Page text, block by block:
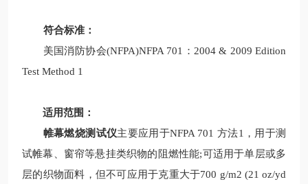
符合标准：
美国消防协会(NFPA)NFPA 701：2004 & 2009 Edition
Test Method 1
适用范围：
帷幕燃烧测试仪主要应用于NFPA 701 方法1，用于测
试帷幕、窗帘等悬挂类织物的阻燃性能;可适用于单层或多
层的织物面料，但不可应用于克重大于700 g/m2 (21 oz/yd